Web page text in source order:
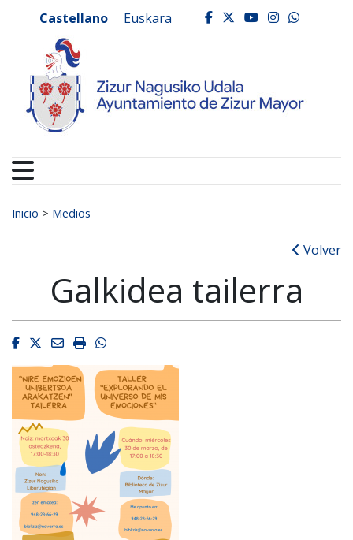
Ayuntamiento de
Castellano Euskara facebook
twitter
youtube
Buscar:
Inicio > Medios
Volver
Galkidea tailerra
Facebook
Twitter
EmailImprimirWhatsapp